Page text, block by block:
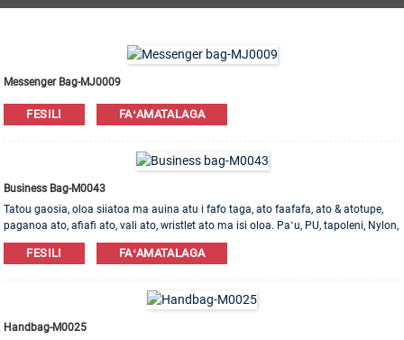
Messenger Bag-MJ0009
FESILI FAʻAMATALAGA
Business Bag-M0043
Tatou gaosia, oloa siiatoa ma auina atu i fafo taga, ato faafafa, ato & atotupe,
paganoa ato, afiafi ato, vali ato, wristlet ato ma isi oloa. Paʻu, PU, ​​tapoleni, Nylon,
Cotton mea e maua. OEM & ODM poloaiga e talia!
FESILI FAʻAMATALAGA
Handbag-M0025